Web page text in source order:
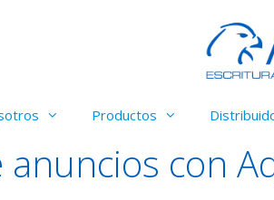
Productos
anuncios con